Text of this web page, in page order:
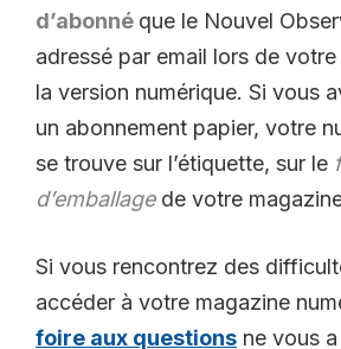
d’abonné que le Nouvel
adressé par email lors de
la version numérique. Si vous
un abonnement papier, votre
se trouve sur l’étiquette, sur le
d’emballage de votre
Si vous rencontrez des
accéder à votre magazine
foire aux questions ne vous